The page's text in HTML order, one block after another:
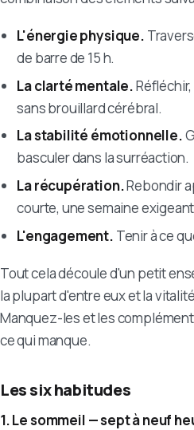
L'énergie physique.
de barre de 15 h.
La clarté mentale.
sans brouillard cérébral.
La stabilité émotionnelle.
basculer dans la surréaction.
La récupération.Rebondir
courte, une semaine
L'engagement. Tenir à ce
Tout cela découle d'un petit
la plupart d'entre eux et la
Manquez-les et les
ce qui manque.
Les six habitudes
1. Le sommeil — sept à neuf